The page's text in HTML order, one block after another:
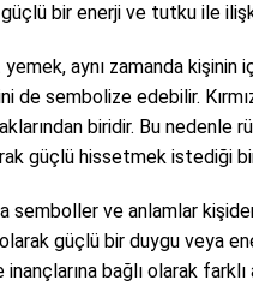
bir enerji ve tutku ile
yemek, aynı zamanda
de sembolize edebilir.
biridir. Bu nedenle
güçlü hissetmek istediği
semboller ve anlamlar
güçlü bir duygu veya
bağlı olarak farklı